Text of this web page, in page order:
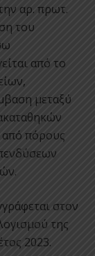
αρ. πρωτ.
του
από το
μεταξύ
από πόρους
στον
της
2023.